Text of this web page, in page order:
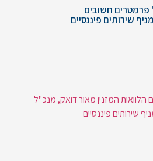
פרמטרים חשובים
שירותים פיננסיים